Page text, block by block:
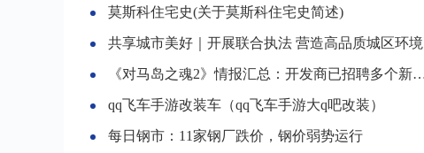
莫斯科住宅史(关于莫斯科住宅史简述)
共享城市美好｜开展联合执法 营造高品质城区环境
《对马岛之魂2》情报汇总：开发商已招聘多个新职位
qq飞车手游改装车（qq飞车手游大q吧改装）
每日钢市：11家钢厂跌价，钢价弱势运行